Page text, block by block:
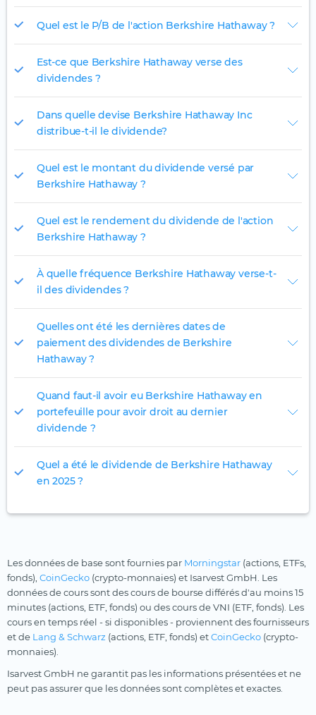
Quel est le P/B de l'action Berkshire Hathaway ?
Est-ce que Berkshire Hathaway verse des
dividendes ?
Dans quelle devise Berkshire Hathaway Inc
distribue-t-il le dividende?
Quel est le montant du dividende versé par
Berkshire Hathaway ?
Quel est le rendement du dividende de l'action
Berkshire Hathaway ?
À quelle fréquence Berkshire Hathaway verse-t-
il des dividendes ?
Quelles ont été les dernières dates de
paiement des dividendes de Berkshire
Hathaway ?
Quand faut-il avoir eu Berkshire Hathaway en
portefeuille pour avoir droit au dernier
dividende ?
Quel a été le dividende de Berkshire Hathaway
en 2025 ?
Les données de base sont fournies par Morningstar (actions, ETFs,
fonds), CoinGecko (crypto-monnaies) et Isarvest GmbH. Les
données de cours sont des cours de bourse différés d'au moins 15
minutes (actions, ETF, fonds) ou des cours de VNI (ETF, fonds). Les
cours en temps réel - si disponibles - proviennent des fournisseurs
et de Lang & Schwarz (actions, ETF, fonds) etCoinGecko (crypto-
monnaies).
Isarvest GmbH ne garantit pas les informations présentées et ne
peut pas assurer que les données sont complètes et exactes.